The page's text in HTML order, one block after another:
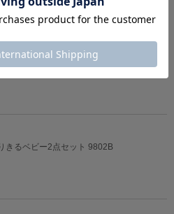
りキャラクターべビータイツ 9604
きるベビー2点セット 9802B